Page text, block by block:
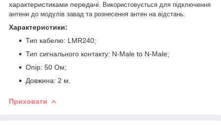
характеристиками передачі.
Використовується для підключення
антени до модулів завад та рознесення антен на відстань.
Характеристики:
Тип кабелю: LMR240;
Тип сигнального контакту: N-Male to N-Male;
Опір: 50 Ом;
Довжина: 2 м.
Приховати